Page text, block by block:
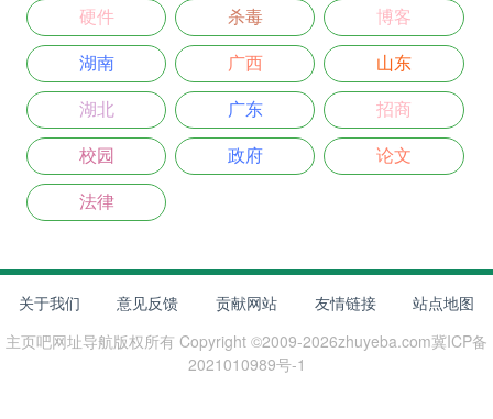
硬件 杀毒 博客
湖南 广西 山东
湖北 广东 招商
校园 政府 论文
法律
关于我们 意见反馈 贡献网站 友情链接
站点地图
主页吧网址导航版权所有 Copyright ©2009-2026zhuyeba.com冀ICP备
2021010989号-1